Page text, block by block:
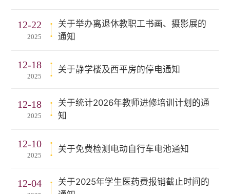
12-22
2025
关于举办离退休教职工书画、摄影展的
通知
12-18
2025
关于静学楼及西平房的停电通知
12-18
2025
关于统计2026年教师进修培训计划的通
知
12-10
2025
关于免费检测电动自行车电池通知
12-04
关于2025年学生医药费报销截止时间的